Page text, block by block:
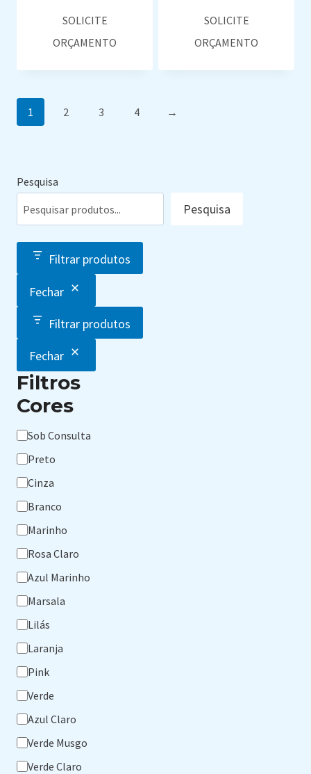
SOLICITE
ORÇAMENTO
SOLICITE
ORÇAMENTO
1 2 3 4 →
Pesquisa
Pesquisa
Filtrar produtos
Fechar
Filtrar produtos
Fechar
Filtros
Cores
Cores
Sob Consulta
Preto
Cinza
Branco
Marinho
Rosa Claro
Azul Marinho
Marsala
Lilás
Laranja
Pink
Verde
Azul Claro
Verde Musgo
Verde Claro